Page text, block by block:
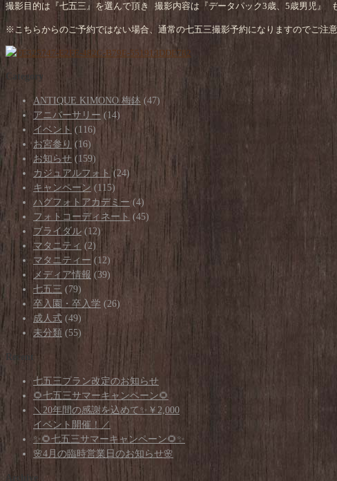
撮影目的は『七五三』を選んで頂き 撮影内容は『データパック3歳、5歳男児』
※こちらからのご予約ではない場合、通常の七五三撮影予約になりますのでご注意
Category
ANTIQUE KIMONO 梅鉢 (47)
アニバーサリー (14)
イベント (116)
お宮参り (16)
お知らせ (159)
カジュアルフォト (24)
キャンペーン (115)
ハグフォトアカデミー (4)
フォトコーディネート (45)
ブライダル (12)
マタニティ (2)
マタニティー (12)
メディア情報 (39)
七五三 (79)
卒入園・卒入学 (26)
成人式 (49)
未分類 (55)
Recent
七五三プラン改定のお知らせ
🌻七五三サマーキャンペーン🌻
＼20年間の感謝を込めて✨￥2,000
イベント開催！／
✨🌻七五三サマーキャンペーン🌻✨
🌸4月の臨時営業日のお知らせ🌸
Archive